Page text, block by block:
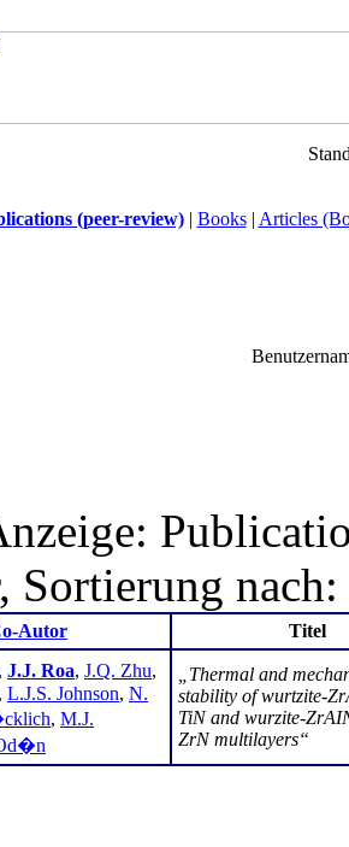
(peer-review)| Books| Articles
Sortierung
Autor Titel
, J.J. Roa, J.Q. Zhu,
, L.J.S. Johnson, N.
, M.J.
„Thermal and
stability of wurtzite-
TiN and wurzite-
ZrN multilayers“